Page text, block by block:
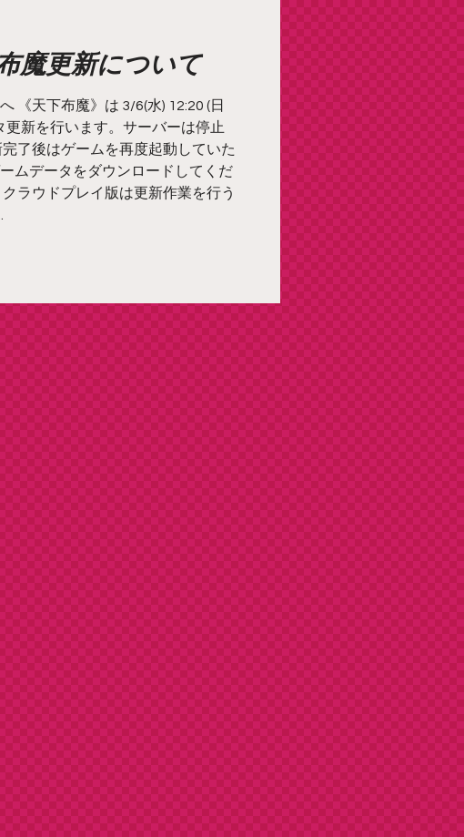
魔更新について
《天下布魔》は 3/6(水) 12:20 (日
更新を行います。サーバーは停止
完了後はゲームを再度起動していた
ムデータをダウンロードしてくだ
ラウドプレイ版は更新作業を行う